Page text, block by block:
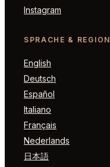
Instagram
SPRACHE & REGION
English
Deutsch
Español
Italiano
Français
Nederlands
日本語